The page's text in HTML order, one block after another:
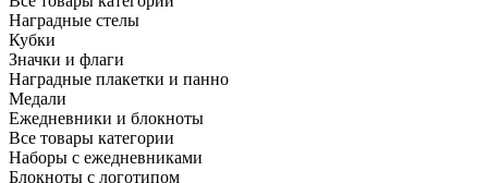
Наградные стелы
Кубки
Значки и флаги
Наградные плакетки и панно
Медали
Ежедневники и блокноты
Все товары категории
Наборы с ежедневниками
Блокноты с логотипом